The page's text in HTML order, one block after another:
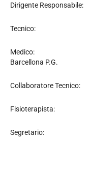
Dirigente
Tecnico: Maria
Medico: Medico
Barcellona P.G.
Collaboratore
Fisioterapista:
Segretario: